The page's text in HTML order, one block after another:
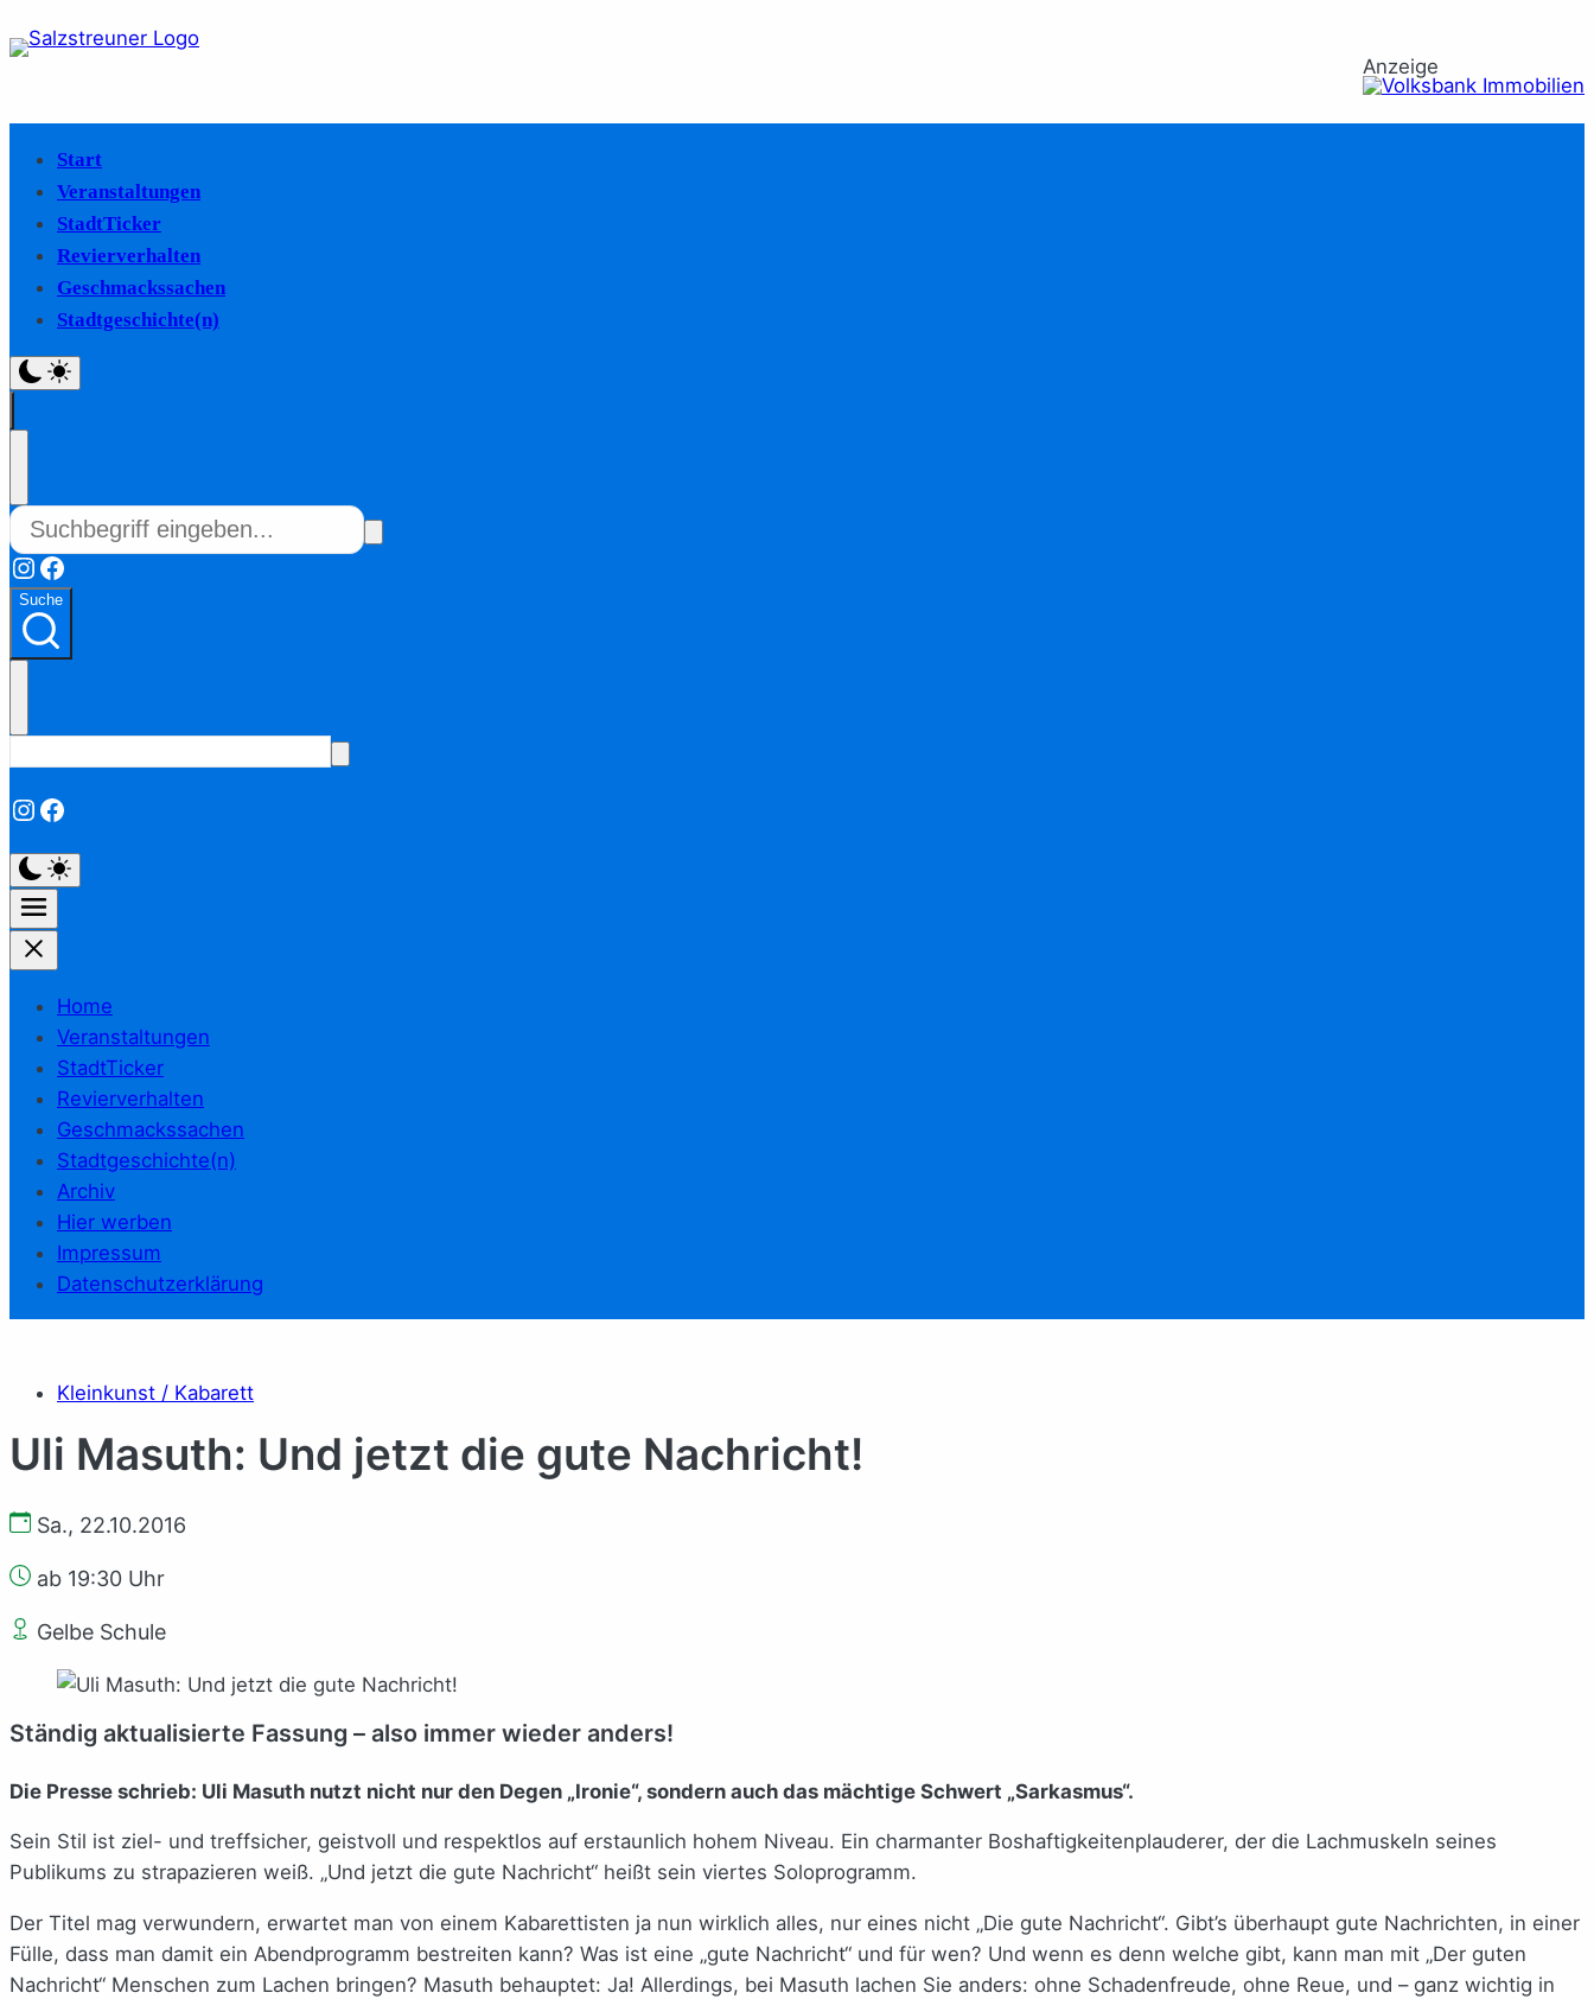
Anzeige
Start
Veranstaltungen
StadtTicker
Revierverhalten
Geschmackssachen
Stadtgeschichte(n)
Instagram
Facebook
Suche
Instagram
Facebook
Home
Veranstaltungen
StadtTicker
Revierverhalten
Geschmackssachen
Stadtgeschichte(n)
Archiv
Hier werben
Impressum
Datenschutzerklärung
Kleinkunst / Kabarett
Uli Masuth: Und jetzt die gute Nachricht!
Sa., 22.10.2016
ab 19:30 Uhr
Gelbe Schule
Ständig aktualisierte Fassung – also immer wieder anders!
Die Presse schrieb: Uli Masuth nutzt nicht nur den Degen „Ironie“, sondern auch das mächtige Schwert „Sarkasmus“.
Sein Stil ist ziel- und treffsicher, geistvoll und respektlos auf erstaunlich hohem Niveau. Ein charmanter Boshaftigkeitenplauderer, der die Lachmuskeln seines
Publikums zu strapazieren weiß. „Und jetzt die gute Nachricht“ heißt sein viertes Soloprogramm.
Der Titel mag verwundern, erwartet man von einem Kabarettisten ja nun wirklich alles, nur eines nicht „Die gute Nachricht“. Gibt’s überhaupt gute Nachrichten, in einer
Fülle, dass man damit ein Abendprogramm bestreiten kann? Was ist eine „gute Nachricht“ und für wen? Und wenn es denn welche gibt, kann man mit „Der guten
Nachricht“ Menschen zum Lachen bringen? Masuth behauptet: Ja! Allerdings, bei Masuth lachen Sie anders: ohne Schadenfreude, ohne Reue, und – ganz wichtig in